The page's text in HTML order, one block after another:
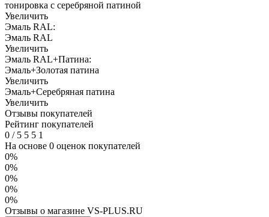
тонировка с серебряной патиной
Увеличить
Эмаль RAL:
Эмаль RAL
Увеличить
Эмаль RAL+Патина:
Эмаль+Золотая патина
Увеличить
Эмаль+Серебряная патина
Увеличить
Отзывы покупателей
Рейтинг покупателей
0 /5 5 5 1
На основе 0 оценок покупателей
0%
0%
0%
0%
0%
Отзывы о магазине VS-PLUS.RU